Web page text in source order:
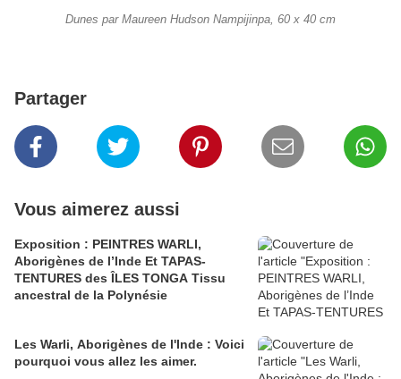
Dunes par Maureen Hudson Nampijinpa, 60 x 40 cm
Partager
Vous aimerez aussi
Exposition : PEINTRES WARLI,
Aborigènes de l’Inde Et TAPAS-
TENTURES des ÎLES TONGA Tissu
ancestral de la Polynésie
Les Warli, Aborigènes de l'Inde : Voici
pourquoi vous allez les aimer.